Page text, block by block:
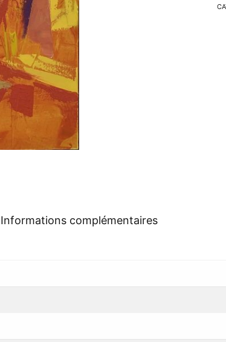
Informations complémentaires